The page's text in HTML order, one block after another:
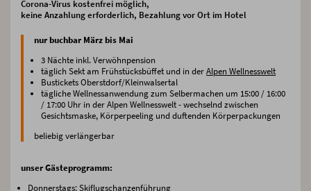
Corona-Virus kostenfrei möglich,
keine Anzahlung erforderlich, Bezahlung vor Ort im Hotel
nur buchbar März bis Mai
3 Nächte inkl. Verwöhnpension
täglich Sekt am Frühstücksbüffet und in derAlpen Wellnesswelt
Bustickets Oberstdorf/Kleinwalsertal
tägliche Wellnessanwendung zum Selbermachen um 15:00 / 16:00
/ 17:00 Uhr in der Alpen Wellnesswelt - wechselnd zwischen
Gesichtsmaske, Körperpeeling und duftenden Körperpackungen
beliebig verlängerbar
unser Gästeprogramm:
Donnerstags: Skiflugschanzenführung